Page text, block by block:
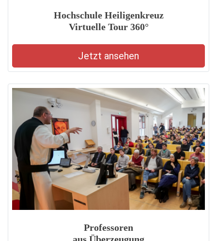
Hochschule Heiligenkreuz
Virtuelle Tour 360°
Jetzt ansehen
Professoren